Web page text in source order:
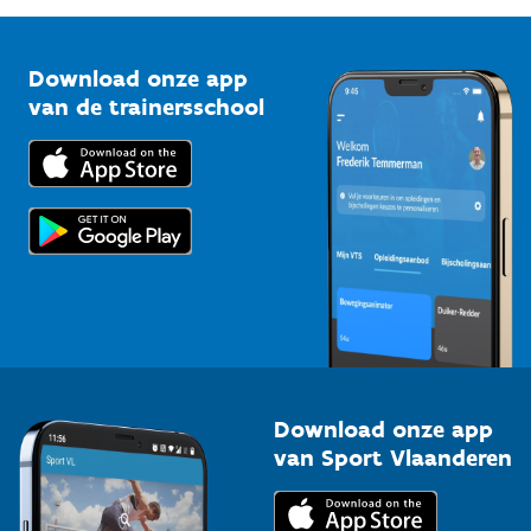
Bedrijven
Trainers en begeleiders
Topsporters
Vlaamse Trainersschool
Kennisplatform
Downloads
Voor de pers
Download onze app
van de trainersschool
Download onze app
van Sport Vlaanderen